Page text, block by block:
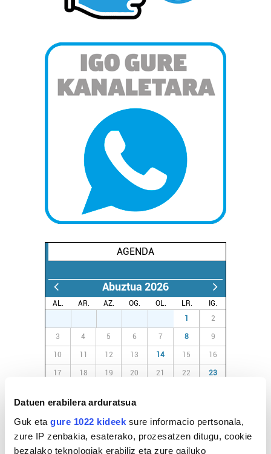
Datuen erabilera arduratsua
Guk eta gure 1022 kideek sure informacio pertsonala,
zure IP zenbakia, esaterako, prozesatzen ditugu, cookie
bezalako teknologiak erabiliz eta zure gailuko
AGENDA
Abuztua 2026
AL. AR. AZ. OG. OL. LR.
IG.
1 2
3 4 5 6 7 8 9
10 11 12 13 14 15 16
17 18 19 20 21 22 23
EGURALDIA